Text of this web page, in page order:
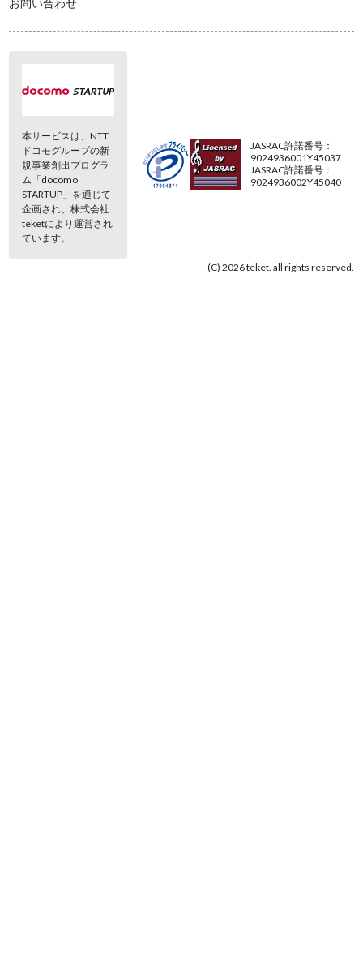
本サービスは、NTT
ドコモグループの新
規事業創出プログラ
ム「docomo
STARTUP」を通じて
企画され、株式会社
teketにより運営され
ています。
JASRAC許諾番号：
9024936001Y45037
JASRAC許諾番号：
9024936002Y45040
(C) 2026 teket. all rights reserved.